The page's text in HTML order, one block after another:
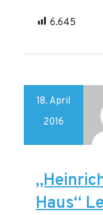
6.645
18. April
2016
Haus“